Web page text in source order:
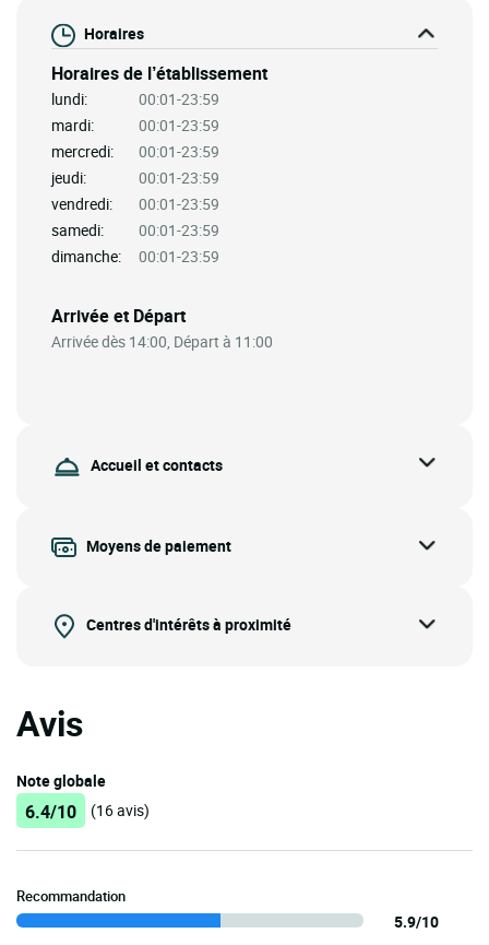
Horaires
Horaires de l’établissement
lundi:
00:01-23:59
mardi:
00:01-23:59
mercredi:
00:01-23:59
jeudi:
00:01-23:59
vendredi:
00:01-23:59
samedi:
00:01-23:59
dimanche:
00:01-23:59
Arrivée et Départ
Arrivée dès 14:00, Départ à 11:00
Accueil et contacts
Moyens de paiement
Centres d'intérêts à proximité
Avis
Note globale
6.4/10 (16 avis)
Recommandation
5.9/10